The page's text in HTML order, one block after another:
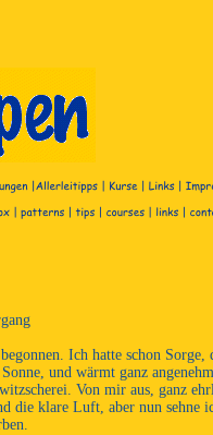
Ich hatte schon Sorge,
und wärmt ganz
Von mir aus, ganz
die klare Luft, aber nun sehne